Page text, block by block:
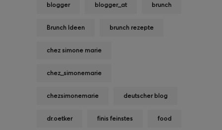
blogger blogger_at brunch
Brunch Ideen brunch rezepte
chez simone marie
chez_simonemarie
chezsimonemarie deutscher blog
dr.oetker finis feinstes food